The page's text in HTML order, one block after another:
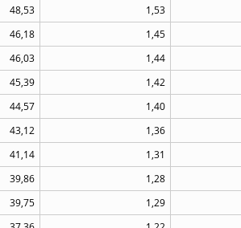
48,53 1,53
46,18 1,45
46,03 1,44
45,39 1,42
44,57 1,40
43,12 1,36
41,14 1,31
39,86 1,28
39,75 1,29